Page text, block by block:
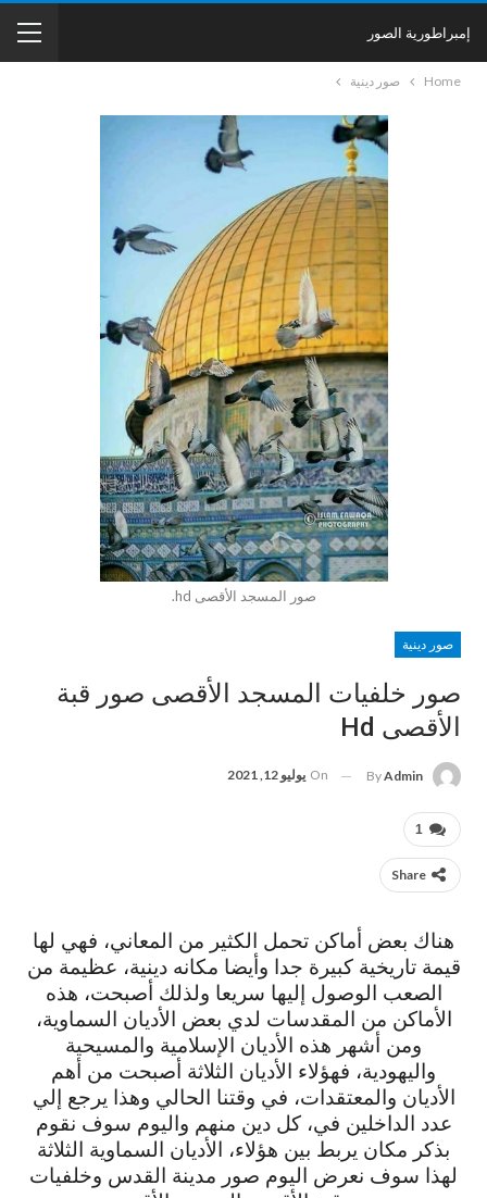
إمبراطورية الصور
Home صور دينية
صور المسجد الأقصى hd.
صور دينية
صور خلفيات المسجد الأقصى صور قبة
الأقصى Hd
ByAdmin
On يوليو 12, 2021
1
Share
هناك بعض أماكن تحمل الكثير من المعاني، فهي لها
قيمة تاريخية كبيرة جدا وأيضا مكانه دينية، عظيمة من
الصعب الوصول إليها سريعا ولذلك أصبحت، هذه
الأماكن من المقدسات لدي بعض الأديان السماوية،
ومن أشهر هذه الأديان الإسلامية والمسيحية
واليهودية، فهؤلاء الأديان الثلاثة أصبحت من أهم
الأديان والمعتقدات، في وقتنا الحالي وهذا يرجع إلي
عدد الداخلين في، كل دين منهم واليوم سوف نقوم
بذكر مكان يربط بين هؤلاء، الأديان السماوية الثلاثة
لهذا سوف نعرض اليوم صور مدينة القدس وخلفيات